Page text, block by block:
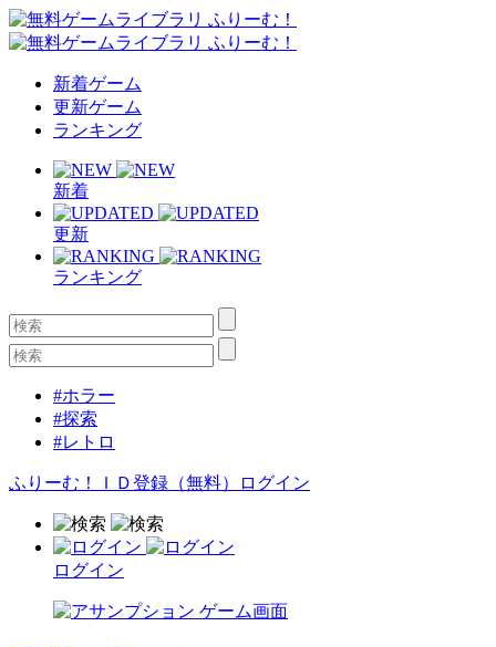
新着ゲーム
更新ゲーム
ランキング
新着
更新
ランキング
#ホラー
#探索
#レトロ
ふりーむ！ＩＤ登録（無料） ログイン
ログイン